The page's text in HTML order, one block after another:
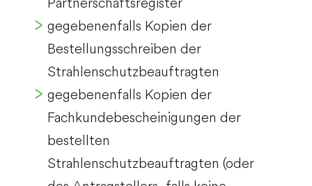
gegebenenfalls Kopien der
Bestellungsschreiben der
Strahlenschutzbeauftragten
gegebenenfalls Kopien der
Fachkundebescheinigungen der
bestellten
Strahlenschutzbeauftragten (oder